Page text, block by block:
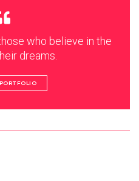
who believe in the
dreams.